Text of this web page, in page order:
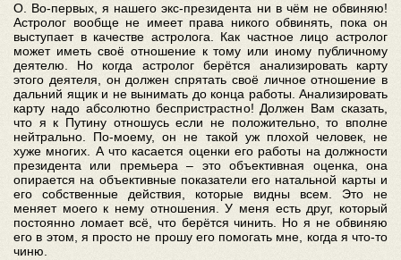
О. Во-первых, я нашего экс-президента ни в чём не обвиняю!
Астролог вообще не имеет права никого обвинять, пока он
выступает в качестве астролога. Как частное лицо астролог
может иметь своё отношение к тому или иному публичному
деятелю. Но когда астролог берётся анализировать карту
этого деятеля, он должен спрятать своё личное отношение в
дальний ящик и не вынимать до конца работы. Анализировать
карту надо абсолютно беспристрастно! Должен Вам сказать,
что я к Путину отношусь если не положительно, то вполне
нейтрально. По-моему, он не такой уж плохой человек, не
хуже многих. А что касается оценки его работы на должности
президента или премьера – это объективная оценка, она
опирается на объективные показатели его натальной карты и
его собственные действия, которые видны всем. Это не
меняет моего к нему отношения. У меня есть друг, который
постоянно ломает всё, что берётся чинить. Но я не обвиняю
его в этом, я просто не прошу его помогать мне, когда я что-то
чиню.